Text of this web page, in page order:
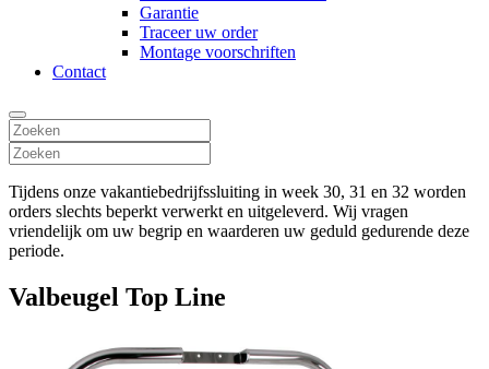
Garantie
Traceer uw order
Montage voorschriften
Contact
Tijdens onze vakantiebedrijfssluiting in week 30, 31 en 32 worden
orders slechts beperkt verwerkt en uitgeleverd. Wij vragen
vriendelijk om uw begrip en waarderen uw geduld gedurende deze
periode.
Valbeugel Top Line